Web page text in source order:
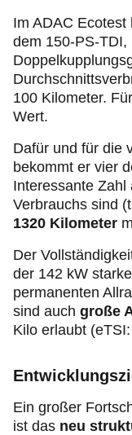
Im ADAC
dem 150-PS-TDI,
100 Kilometer.
Wert.
Dafür und für die
bekommt er vier
Interessante Zahl
Verbrauchs sind
1320 Kilometer
Der
der 142 kW
permanenten
sind auch große
Kilo erlaubt
Ein großer
ist das neu